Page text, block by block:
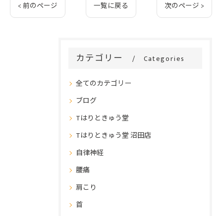
< 前のページ 一覧に戻る 次のページ >
カテゴリー Categories
全てのカテゴリー
ブログ
Tはりときゅう堂
Tはりときゅう堂 沼田店
自律神経
腰痛
肩こり
首